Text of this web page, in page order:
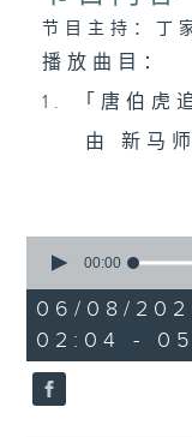
节目主持：丁
播放曲目：
1. 「唐伯虎
由 新马师
由 文千岁
英、赛麒麟
3. 「情牵四
seconds
2
hours,
47
minutes,
59
seconds
00:00
06/08/
02:04 -